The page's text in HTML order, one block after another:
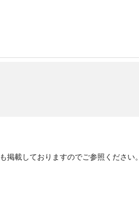
掲載しておりますのでご参照ください。